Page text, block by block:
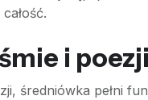
i
średniówka pełni